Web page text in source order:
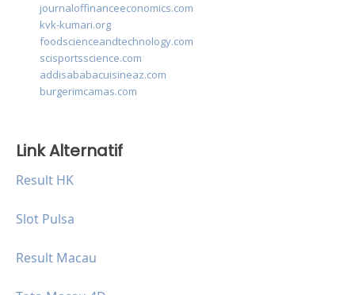
journaloffinanceeconomics.com
kvk-kumari.org
foodscienceandtechnology.com
scisportsscience.com
addisababacuisineaz.com
burgerimcamas.com
Link Alternatif
Result HK
Slot Pulsa
Result Macau